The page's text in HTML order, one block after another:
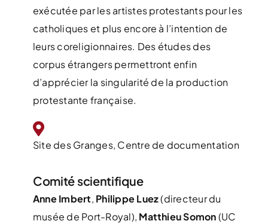
exécutée par les artistes protestants pour les
catholiques et plus encore à l’intention de
leurs coreligionnaires. Des études des
corpus étrangers permettront enfin
d’apprécier la singularité de la production
protestante française.
Site des Granges, Centre de documentation
Comité scientifique
Anne Imbert, Philippe Luez(directeur du
musée de Port-Royal), Matthieu Somon(UC